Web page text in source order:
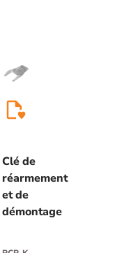
Clé de
réarmement
et de
démontage